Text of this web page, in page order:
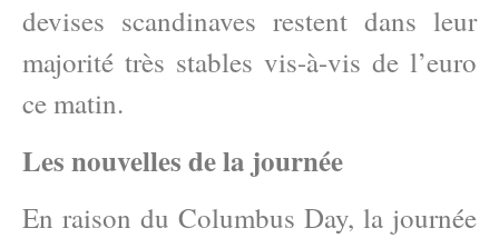
devises scandinaves restent dans leur
majorité très stables vis-à-vis de l’euro
ce matin.
Les nouvelles de la journée
En raison du Columbus Day, la journée